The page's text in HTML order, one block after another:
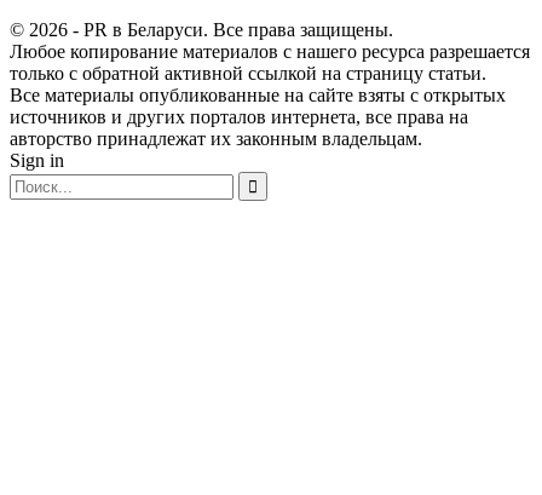
© 2026 - PR в Беларуси. Все права защищены.
Любое копирование материалов с нашего ресурса разрешается
только с обратной активной ссылкой на страницу статьи.
Все материалы опубликованные на сайте взяты с открытых
источников и других порталов интернета, все права на
авторство принадлежат их законным владельцам.
Sign in